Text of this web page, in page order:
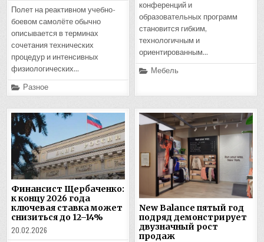
Полет на реактивном учебно-
боевом самолёте обычно
описывается в терминах
сочетания технических
процедур и интенсивных
физиологических…
Posted
in
Разное
конференций и
образовательных программ
становится гибким,
технологичным и
ориентированным…
Posted
Мебель
Финансист Щербаченко:
к концу 2026 года
ключевая ставка может
снизиться до 12–14%
20.02.2026
New Balance пятый год
подряд демонстрирует
двузначный рост
продаж